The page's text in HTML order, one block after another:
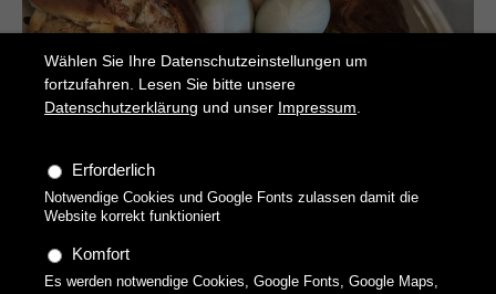
Mit Aprikose und Mandeln
Wählen Sie Ihre Datenschutzeinstellungen um
fortzufahren. Lesen Sie bitte unsere
Datenschutzerklärung und unser Impressum.
Erforderlich
Notwendige Cookies und Google Fonts zulassen damit die
Website korrekt funktioniert
Komfort
Es werden notwendige Cookies, Google Fonts, Google Maps,